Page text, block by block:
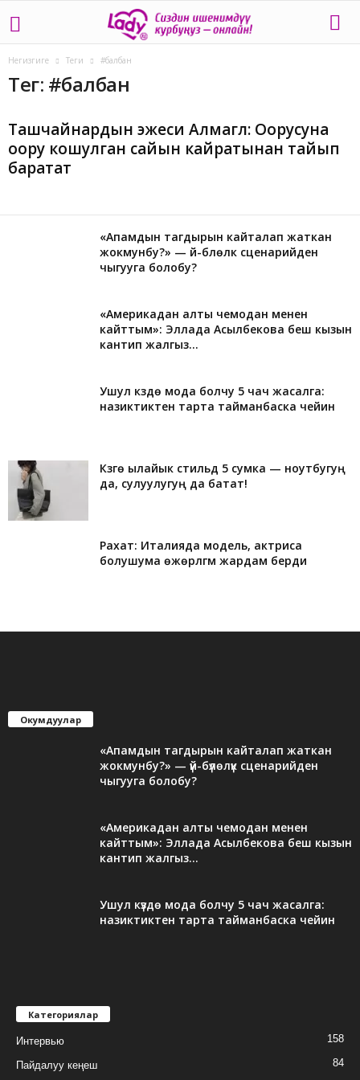
Негизгиге Теги #балбан
Тег: #балбан
Ташчайнардын эжеси Алмагүл: Оорусуна
оору кошулган сайын кайратынан тайып
баратат
«Апамдын тагдырын кайталап жаткан
жокмунбу?» — үй-бүлөлүк сценарийден
чыгууга болобу?
«Америкадан алты чемодан менен
кайттым»: Эллада Асылбекова беш кызын
кантип жалгыз...
Ушул күздө мода болчу 5 чач жасалга:
назиктиктен тарта тайманбаска чейин
Күзгө ылайык стильдүү 5 сумка — ноутбугуң
да, сулуулугуң да батат!
Рахат: Италияда модель, актриса
болушума өжөрлүгүм жардам берди
Окумдуулар
«Апамдын тагдырын кайталап жаткан
жокмунбу?» — үй-бүлөлүк сценарийден
чыгууга болобу?
«Америкадан алты чемодан менен
кайттым»: Эллада Асылбекова беш кызын
кантип жалгыз...
Ушул күздө мода болчу 5 чач жасалга:
назиктиктен тарта тайманбаска чейин
Категориялар
Интервью 158
Пайдалуу кеңеш 84